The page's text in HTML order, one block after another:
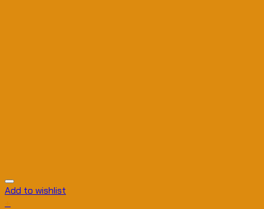
Add to wishlist